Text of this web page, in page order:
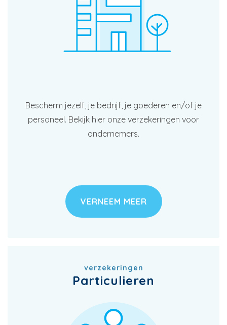
Bescherm jezelf, je bedrijf, je goederen en/of je
personeel. Bekijk hier onze verzekeringen voor
ondernemers.
VERNEEM MEER
verzekeringen
Particulieren